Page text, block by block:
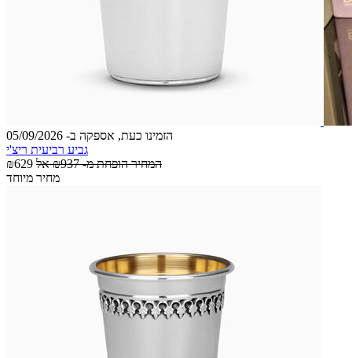
הזמינו כעת, אספקה ב- 05/09/2026
גביע רביעית ריצ'י
₪629
המחיר הופחת מ-₪937 אל
מחיר מיוחד